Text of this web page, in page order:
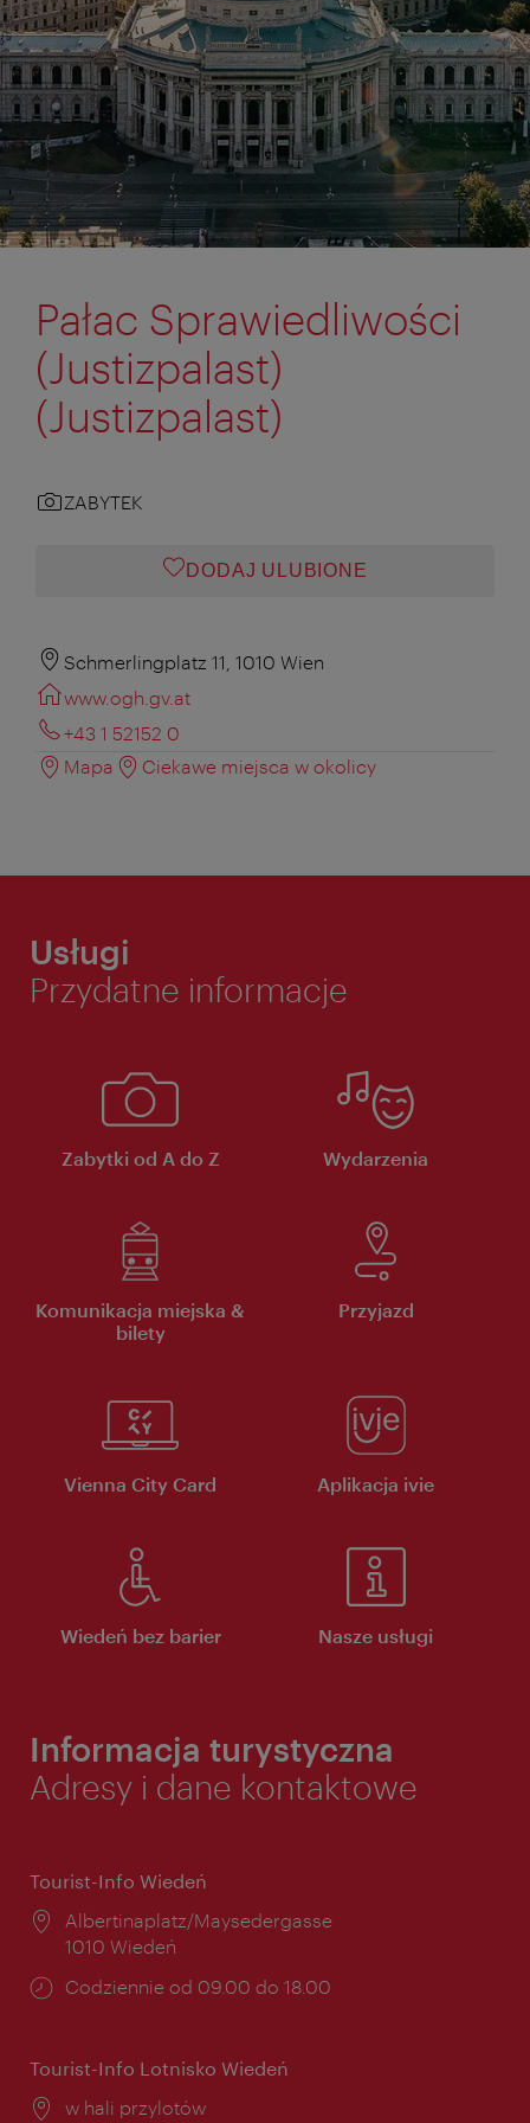
Pałac Sprawiedliwości
(Justizpalast)
(Justizpalast)
ZABYTEK
DODAJ ULUBIONE
Schmerlingplatz 11, 1010 Wien
www.ogh.gv.at
+43 1 52152 0
Mapa
Ciekawe miejsca w okolicy
Usługi
Przydatne informacje
Zabytki od A do Z Wydarzenia
Komunikacja miejska &
bilety
Przyjazd
Vienna City Card Aplikacja ivie
Wiedeń bez barier Nasze usługi
Informacja turystyczna
Adresy i dane kontaktowe
Tourist-Info Wiedeń
Miejsce:
Albertinaplatz/Maysedergasse
1010 Wiedeń
Godziny
Codziennie od 09.00 do 18.00
Tourist-Info Lotnisko Wiedeń
Miejsce:
w hali przylotów